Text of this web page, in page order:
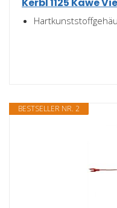
BESTSELLER NR. 2